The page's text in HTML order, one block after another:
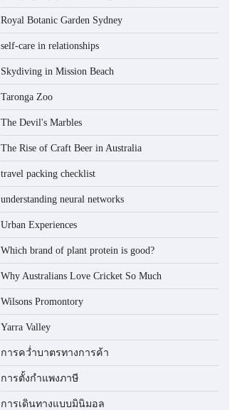
Royal Botanic Garden Sydney
self-care in relationships
Skydiving in Mission Beach
Taronga Zoo
The Devil's Marbles
The Rise of Craft Beer in Australia
travel packing checklist
understanding neural networks
Urban Experiences
Which brand of plant protein is good?
Why Australians Love Cricket So Much
Wilsons Promontory
Yarra Valley
การคว่ำบาตรทางการค้า
การตั้งกำแพงภาษี
การเดินทางแบบมินิมอล